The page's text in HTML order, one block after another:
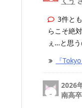
3件と
らこそ絶
ぇ…と思
『
2026
南高